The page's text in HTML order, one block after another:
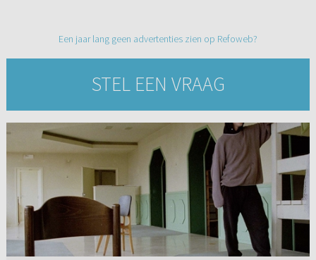
Een jaar lang geen advertenties zien op Refoweb?
STEL EEN VRAAG